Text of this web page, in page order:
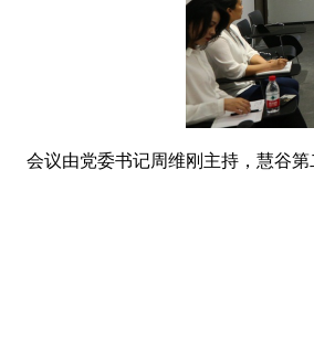
会议由党委书记周维刚主持，慧谷第